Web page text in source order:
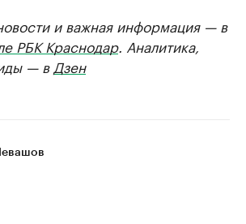
и важная информация — в
РБК Краснодар. Аналитика,
— в Дзен